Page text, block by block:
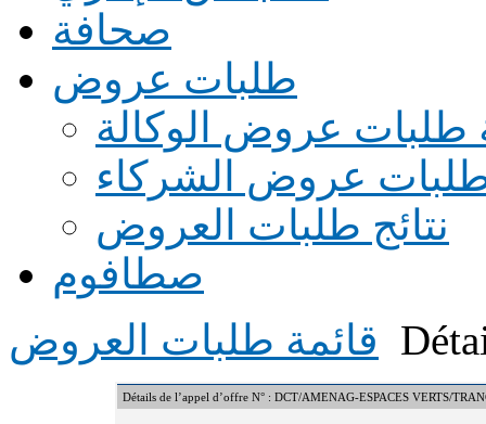
صحافة
طلبات عروض
طلبات عروض الوكالة
طلبات عروض الشركاء
نتائج طلبات العروض
صطافوم
قائمة طلبات العروض
Détails de l’appel d’offre N° : DCT/AMENAG-ESPACES VERTS/